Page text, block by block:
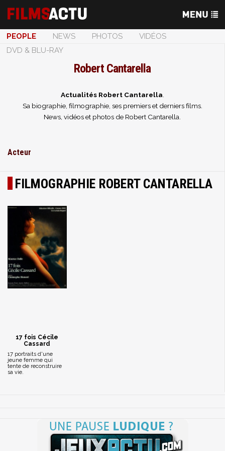
PEOPLE NEWS PHOTOS
VIDÉOS
DVD & BLU-RAY
Robert Cantarella
Actualités Robert Cantarella
Sa biographie, filmographie, ses premiers et derniers films.
News, vidéos et photos de Robert Cantarella.
Acteur
FILMOGRAPHIE ROBERT CANTARELLA
17 fois Cécile
Cassard
17 portraits d'une
jeune femme qui
tente de reconstruire
sa vie.